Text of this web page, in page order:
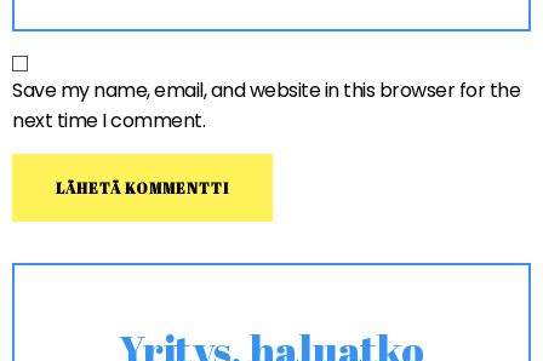
Save my name, email, and website in this browser for the
next time I comment.